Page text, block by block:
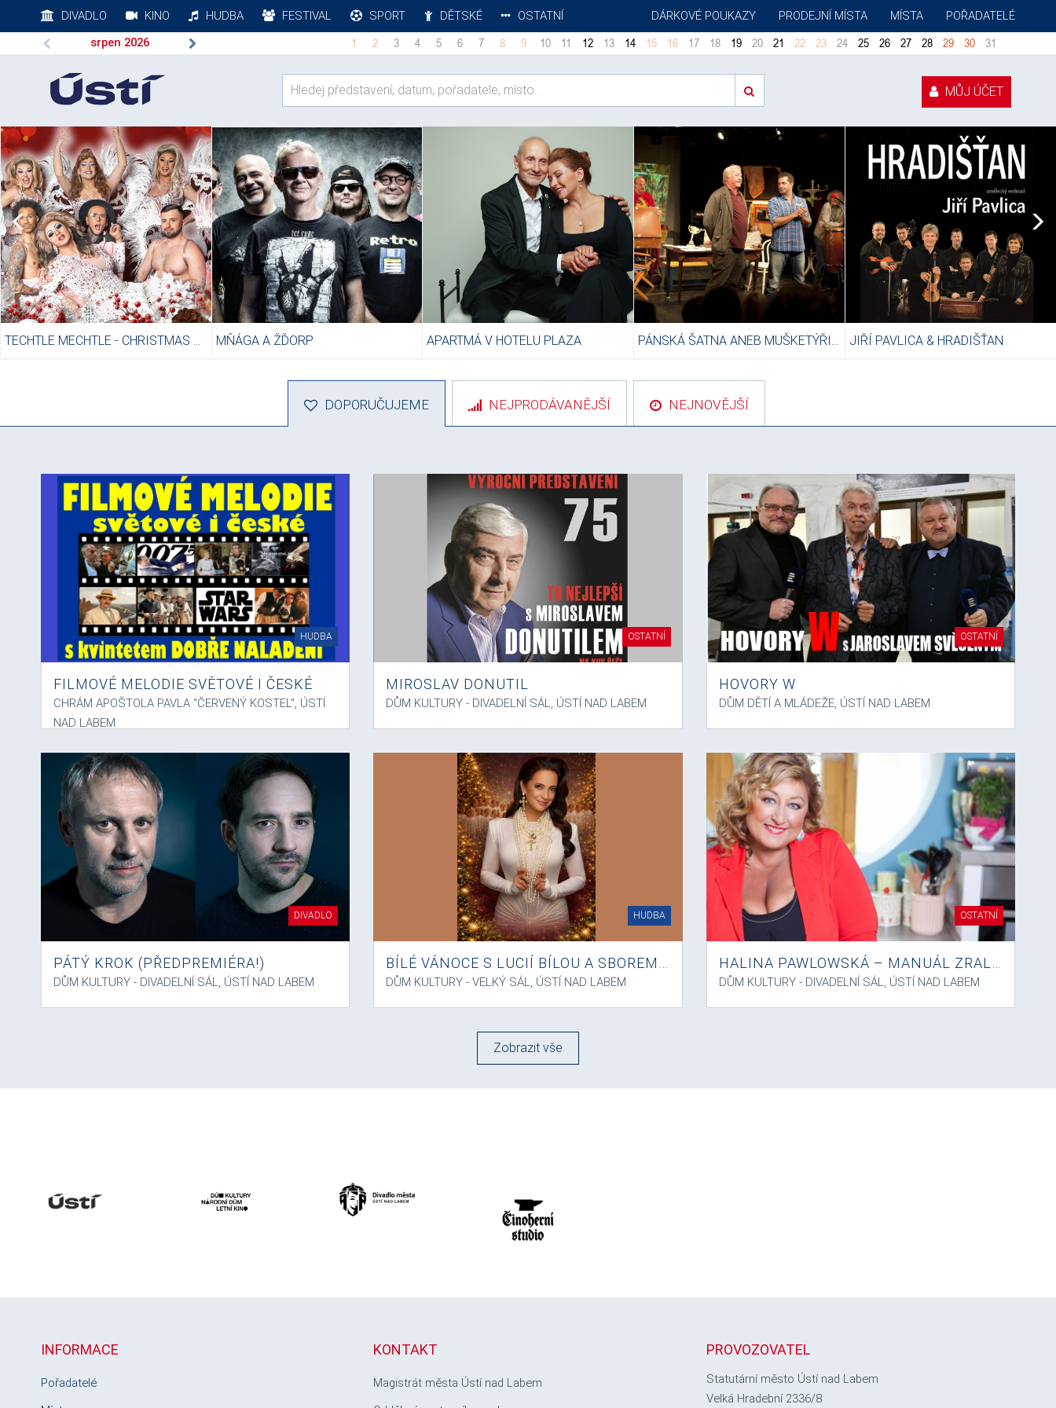
MŮJ ÚČET
DIVADLO KINO HUDBA FESTIVAL SPORT DĚTSKÉ OSTATNÍ DÁRKOVÉ POUKAZY PRODEJNÍ MÍSTA MÍSTA
POŘADATELÉ
srpen 2026 1 2 3 4 5 6 7 8 9 10 11 12 13 14 15 16 17 18 19 20 21 22 23 24 25 26 27 28 29 30 31
TECHTLE MECHTLE - CHRISTMAS SHOW MŇÁGA A ŽĎORP APARTMÁ V HOTELU PLAZA PÁNSKÁ ŠATNA ANEB MUŠKETÝŘI V MEXIKU JIŘÍ PAVLICA & HRADIŠŤAN
DOPORUČUJEME NEJPRODÁVANĚJŠÍ NEJNOVĚJŠÍ
HUDBA
FILMOVÉ MELODIE SVĚTOVÉ I ČESKÉ
CHRÁM APOŠTOLA PAVLA "ČERVENÝ KOSTEL", ÚSTÍ
NAD LABEM
OSTATNÍ
MIROSLAV DONUTIL
DŮM KULTURY - DIVADELNÍ SÁL, ÚSTÍ NAD LABEM
OSTATNÍ
HOVORY W
DŮM DĚTÍ A MLÁDEŽE, ÚSTÍ NAD LABEM
DIVADLO
PÁTÝ KROK (PŘEDPREMIÉRA!)
DŮM KULTURY - DIVADELNÍ SÁL, ÚSTÍ NAD LABEM
HUDBA
DŮM KULTURY - VELKÝ SÁL, ÚSTÍ NAD LABEM
OSTATNÍ
DŮM KULTURY - DIVADELNÍ SÁL, ÚSTÍ NAD LABEM
Zobrazit vše
INFORMACE
Pořadatelé
KONTAKT
Magistrát města Ústí nad Labem
PROVOZOVATEL
Statutární město Ústí nad Labem
Velká Hradební 2336/8